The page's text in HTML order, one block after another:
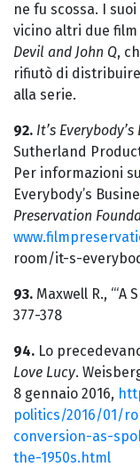
ne fu scossa. I
vicino altri due
Devil and John Q,
rifiutò di
alla serie.
92. It’s Everybody’s
Sutherland
Per informazioni
Everybody’s
Preservation
room/it-s-
93. Maxwell R., “‘A
377-378
94. Lo
Love Lucy.
8 gennaio 2016,
politics/2016/01/
conversion-as-
the-1950s.html